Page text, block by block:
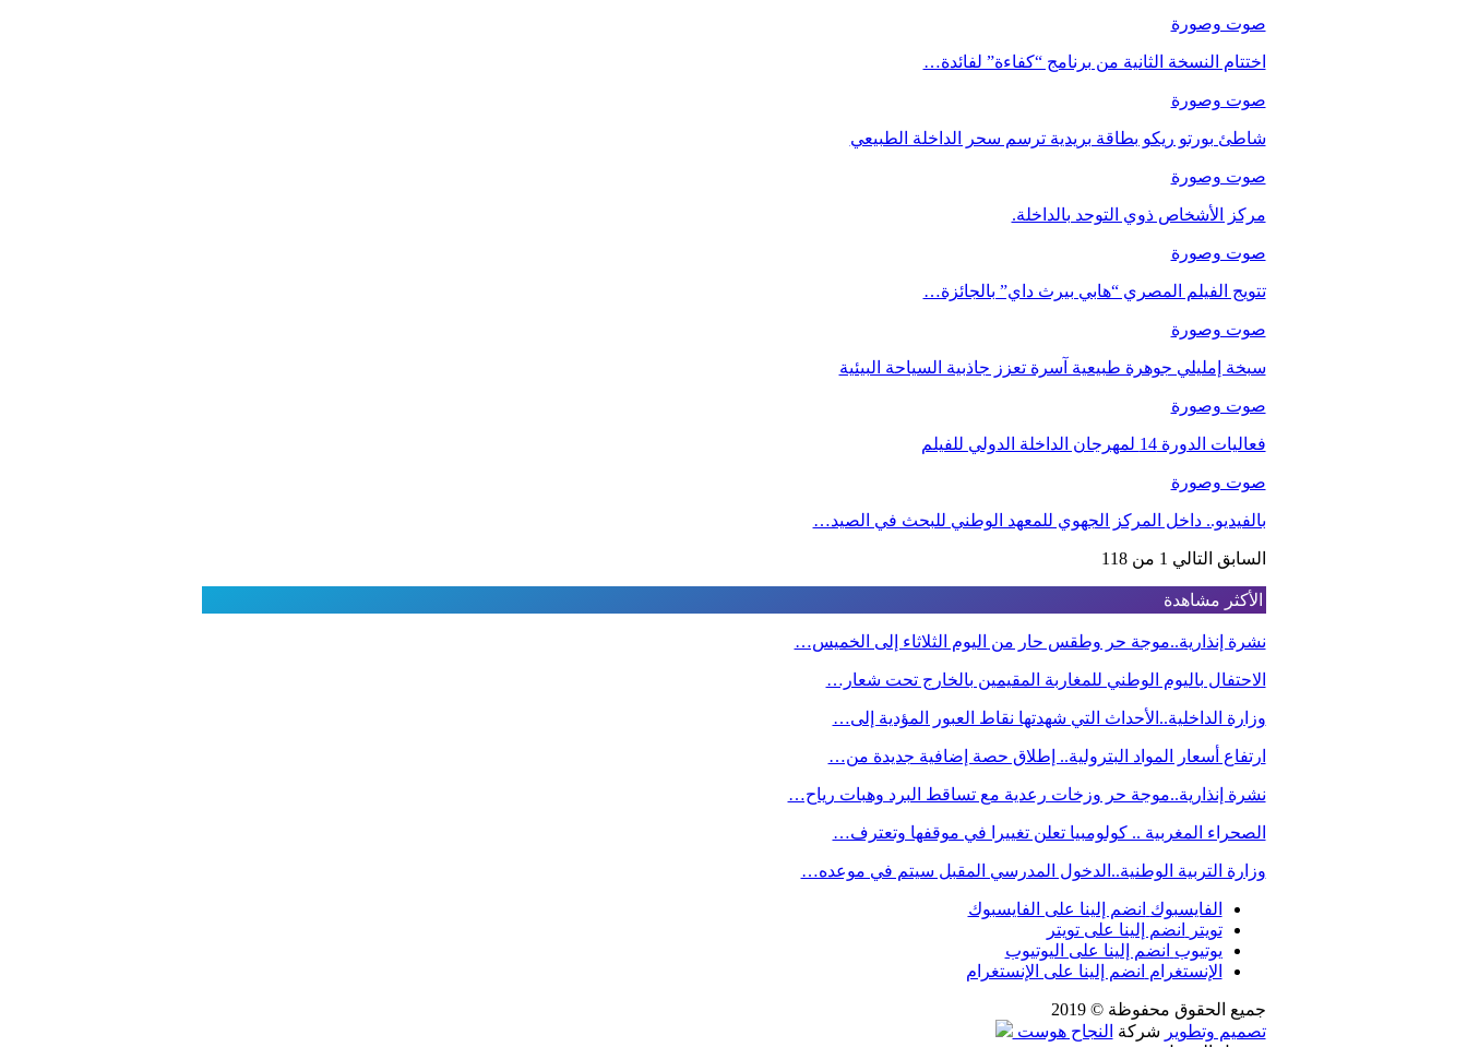
صوت وصورة
اختتام النسخة الثانية من برنامج “كفاءة” لفائدة…
صوت وصورة
شاطئ بورتو ريكو بطاقة بريدية ترسم سحر الداخلة الطبيعي
صوت وصورة
مركز الأشخاص ذوي التوحد بالداخلة.
صوت وصورة
تتويج الفيلم المصري “هابي بيرث داي” بالجائزة…
صوت وصورة
سبخة إمليلي جوهرة طبيعية آسرة تعزز جاذبية السياحة البيئية
صوت وصورة
فعاليات الدورة 14 لمهرجان الداخلة الدولي للفيلم
صوت وصورة
بالفيديو.. داخل المركز الجهوي للمعهد الوطني للبحث في الصيد…
السابق التالي 1 من 118
الأكثر مشاهدة
نشرة إنذارية..موجة حر وطقس حار من اليوم الثلاثاء إلى الخميس…
الاحتفال باليوم الوطني للمغاربة المقيمين بالخارج تحت شعار…
وزارة الداخلية..الأحداث التي شهدتها نقاط العبور المؤدية إلى…
ارتفاع أسعار المواد البترولية.. إطلاق حصة إضافية جديدة من…
نشرة إنذارية..موجة حر وزخات رعدية مع تساقط البرد وهبات رياح…
الصحراء المغربية .. كولومبيا تعلن تغييرا في موقفها وتعترف…
وزارة التربية الوطنية..الدخول المدرسي المقبل سیتم في موعده…
الفايسبوك انضم إلينا على الفايسبوك
تويتر
انضم إلينا على تويتر
يوتيوب انضم إلينا على اليوتيوب
الإنستغرام انضم إلينا على الإنستغرام
جميع الحقوق محفوظة © 2019
تصميم وتطوير شركة النجاح هوست